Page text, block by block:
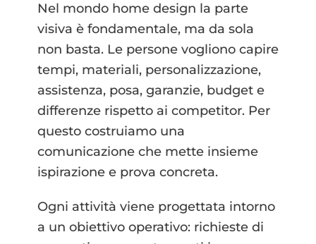
Nel mondo home design la parte
visiva è fondamentale, ma da sola
non basta. Le persone vogliono capire
tempi, materiali, personalizzazione,
assistenza, posa, garanzie, budget e
differenze rispetto ai competitor. Per
questo costruiamo una
comunicazione che mette insieme
ispirazione e prova concreta.
Ogni attività viene progettata intorno
a un obiettivo operativo: richieste di